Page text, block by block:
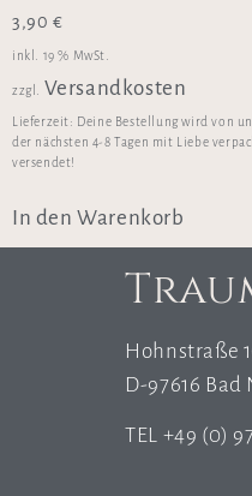
3,90 €
inkl. 19 % MwSt.
zzgl. Versandkosten
Lieferzeit: Deine Bestellung wird von
der nächsten 4-8 Tagen mit Liebe
versendet!
In den Warenkorb
Hohnstraße
D-97616
TEL +49 (0)